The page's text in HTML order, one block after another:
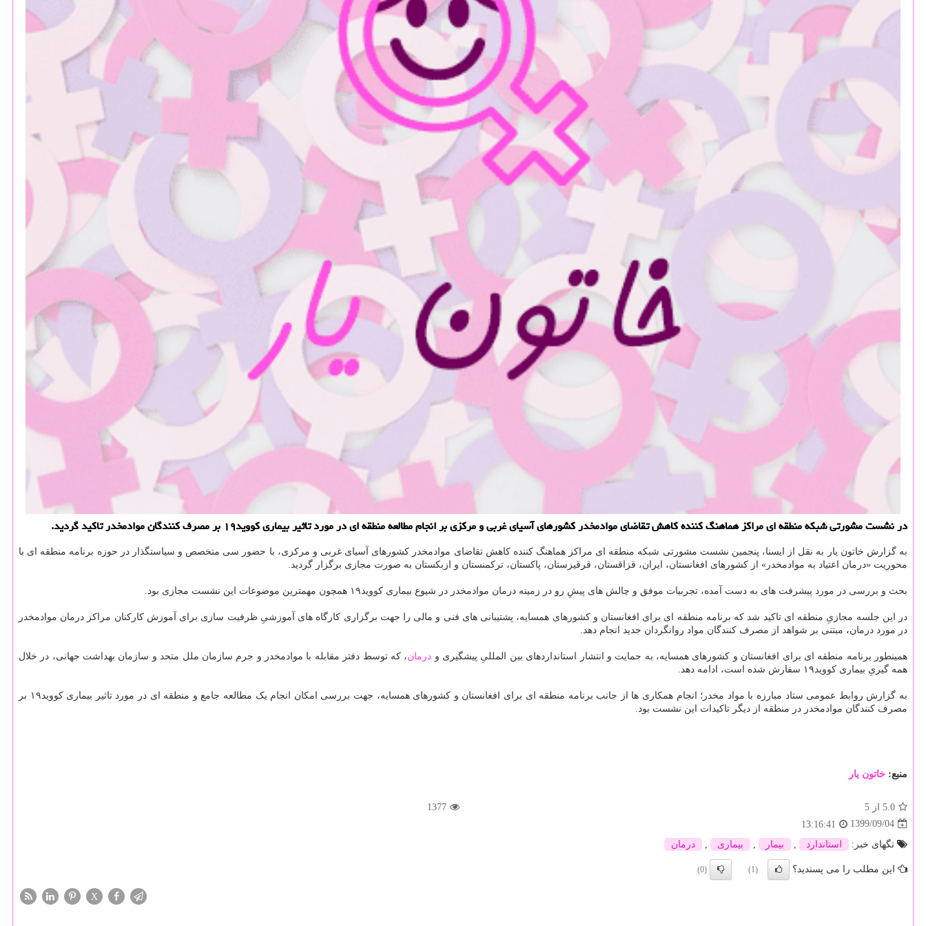
در نشست مشورتی شبكه منطقه ای مراكز هماهنگ كننده كاهش تقاضای موادمخدر كشورهای آسیای غربی و مركزی بر انجام مطالعه منطقه ای در مورد تاثیر بیماری كووید۱۹ بر مصرف كنندگان موادمخدر تاكید گردید.
به گزارش خاتون یار به نقل از ایسنا، پنجمین نشست مشورتی شبکه منطقه ای مراکز هماهنگ کننده کاهش تقاضای موادمخدر کشورهای آسیای غربی و مرکزی، با حضور سی متخصص و سیاستگذار در حوزه برنامه منطقه ای با
محوریت «درمان اعتیاد به موادمخدر» از کشورهای افغانستان، ایران، قزاقستان، قرقیزستان، پاکستان، ترکمنستان و ازبکستان به صورت مجازی برگزار گردید.
بحث و بررسی در مورد پیشرفت های به دست آمده، تجربیات موفق و چالش های پیشِ رو در زمینه درمان موادمخدر در شیوع بیماری کووید۱۹ همچون مهمترین موضوعات این نشست مجازی بود.
در این جلسه مجازیِ منطقه ای تاکید شد که برنامه منطقه ای برای افغانستان و کشورهای همسایه، پشتیبانی های فنی و مالی را جهت برگزاری کارگاه های آموزشیِ ظرفیت سازی برای آموزش کارکنان مراکز درمان موادمخدر
در مورد درمان، مبتنی بر شواهد از مصرف کنندگان مواد روانگردان جدید انجام دهد.
همینطور برنامه منطقه ای برای افغانستان و کشورهای همسایه، به حمایت و انتشار استانداردهای بین المللیِ پیشگیری و درمان، که توسط دفتر مقابله با موادمخدر و جرم سازمان ملل متحد و سازمان بهداشت جهانی، در خلال
همه گیریِ بیماری کووید۱۹ سفارش شده است، ادامه دهد.
به گزارش روابط عمومی ستاد مبارزه با مواد مخدر؛ انجام همکاری ها از جانب برنامه منطقه ای برای افغانستان و کشورهای همسایه، جهت بررسی امکان انجام یک مطالعه جامع و منطقه ای در مورد تاثیر بیماری کووید۱۹ بر
مصرف کنندگان موادمخدر در منطقه از دیگر تاکیدات این نشست بود.
منبع: خاتون یار
5.0 از 5
1377
1399/09/04
13:16:41
تگهای خبر:
استاندارد بیمار بیماری درمان
این مطلب را می پسندید؟ (1)
(0)
X